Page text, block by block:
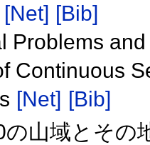
[Net] [Bib]
Problems
Continuous
[Net] [Bib]
の山域とその